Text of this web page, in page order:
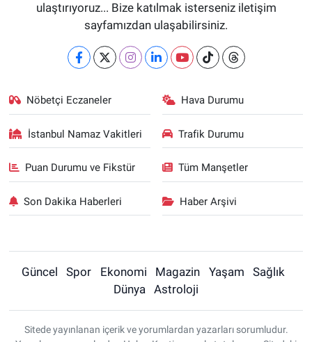
ulaştırıyoruz... Bize katılmak isterseniz iletişim
sayfamızdan ulaşabilirsiniz.
Nöbetçi Eczaneler Hava Durumu
İstanbul Namaz Vakitleri Trafik Durumu
Puan Durumu ve Fikstür Tüm Manşetler
Son Dakika Haberleri Haber Arşivi
Güncel Spor Ekonomi Magazin Yaşam
Sağlık
Dünya
Astroloji
Sitede yayınlanan içerik ve yorumlardan yazarları sorumludur.